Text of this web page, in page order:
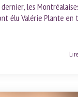
les
élu Valérie Plante en